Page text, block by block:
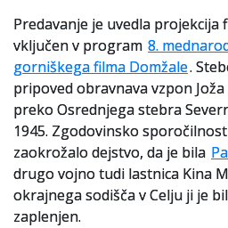
Predavanje je uvedla projekcija
vključen v program 8.
gorniškega filma Domžale.
pripoved obravnava vzpon Joža
preko Osrednjega stebra
1945. Zgodovinsko
zaokrožalo dejstvo, da je bila
drugo vojno tudi lastnica Kina
okrajnega sodišča v Celju ji je
zaplenjen.